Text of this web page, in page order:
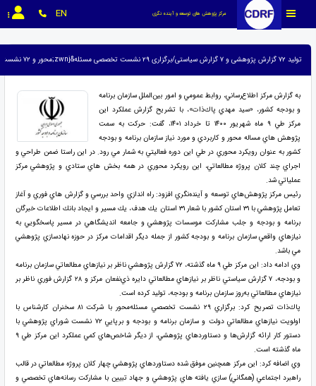
مرکز پژوهش های توسعه و آینده نگری EN
تولید ۷۲ گزارش پژوهشی و ۷ گزارش سیاستی/برگزاری ۲۹ نشست تخصصی مسئله&zwnj;محور و ۷۲ نشست شورای پژوهشی
به گزارش مركز اطلاع‌رساني، روابط عمومي و امور بين‌الملل سازمان برنامه
و بودجه كشور، «سيد مهدي پاك‌ذات»، با تشريح گزارش عملكرد اين
مركز طي ۹ ماه شهريور ۱۴۰۰ تا خرداد ۱۴۰۱، گفت: حركت به سمت
پژوهش هاي مساله محور و كاربردي و مورد نياز سازمان برنامه و بودجه
كشور به عنوان رويكرد محوري در طي اين دوره فعاليتي به شمار مي رود. در اين راستا ضمن طراحي و
اجراي چند كلان پروژه مطالعاتي، اين رويكرد محوري در همه بخش هاي ستادي و پژوهشي مركز
عملياتي شد.
رئيس مركز پژوهش‌هاي توسعه و آينده‌نگري افزود: راه اندازي واحد بررسي و گزارش هاي فوري و آغاز
تعامل پژوهشي با ۳۱ استان كشور با شعار ۳۱ استان يك هدف، يك مسير و ايجاد بانك اطلاعات خبرگان
برنامه و بودجه و جلب مشاركت موسسات پژوهشي و جامعه انديشگاهي در مسير پاسخگويي به
نيازهاي واقعي سازمان برنامه و بودجه كشور از جمله ديگر اقدامات مركز در حوزه نهادسازي پژوهشي
مي باشد.
وي ادامه داد: اين مركز طي ۹ ماه گذشته، ۷۲ گزارش پژوهشي ناظر بر نيازهاي مطالعاتي سازمان برنامه
و بودجه، ۷ گزارش سياستي ناظر بر نيازهاي مطالعاتي دايره ذي‌نفعان مركز و ۲۸ گزارش فوري ناظر بر
نيازهاي مطالعاتي به‌روز سازمان برنامه و بودجه، توليد كرده است.
پاك‌ذات تصريح كرد: برگزاري ۲۹ نشست تخصصي مسئله‌محور با شركت ۸۱ سخنران كارشناس با
اولويت نيازهاي مطالعاتي دولت و سازمان برنامه و بودجه و برپايي ۷۲ نشست شوراي پژوهشي با
دستور كار ارائه گزارش‌ها و دستاوردهاي پژوهشي، از ديگر شاخص‌هاي كمي عملكرد اين مركز طي ۹
ماه گذشته است.
وي اضافه كرد: اين مركز همچنين موفق شده دستاوردهاي پژوهشي چهار كلان پروژه مطالعاتي در قالب
راهبرد اجتماعي (همگاني) ‌سازي يافته هاي پژوهشي و جهاد تبيين با مشاركت رسانه‌هاي تخصصي و